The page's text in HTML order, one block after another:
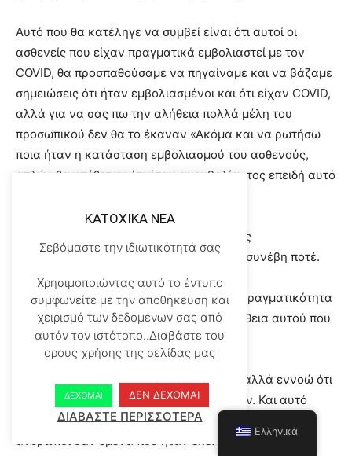
Αυτό που θα κατέληγε να συμβεί είναι ότι αυτοί οι
ασθενείς που είχαν πραγματικά εμβολιαστεί με τον
COVID, θα προσπαθούσαμε να πηγαίναμε και να βάζαμε
σημειώσεις ότι ήταν εμβολιασμένοι και ότι είχαν COVID,
αλλά για να σας πω την αλήθεια πολλά μέλη του
προσωπικού δεν θα το έκαναν «Ακόμα και να ρωτήσω
ποια ήταν η κατάσταση εμβολιασμού του ασθενούς,
απλώς θα υπέθεταν ότι ήταν ανεμβολίαστος επειδή αυτό
Είναι ότι μόνο μη εμβολιασμένοι ασθενείς
νοσηλεύονταν με COVID, αλλά αυτό δεν συνέβη ποτέ.
Έτσι, ήταν άνθρωποι σαν εμένα που στην
πραγματικότητα ρώτησαν και που στην πραγματικότητα
προσπάθησαν να ανακαλύψουν την αλήθεια αυτού που
συνέβαινε.
Ξέρετε, θα το φωνάζαμε από τις στέγες, αλλά εννοώ ότι
όλα αυτά αγνοούνταν και λογοκρίνονταν. Και αυτό
είναι το μεγαλύτερο μέρος όλων αυτών είναι ότι
άνθρωποι σαν εμένα που ήταν εκεί λέγοντας την
KATOXIKA NEA
Σεβόμαστε την ιδιωτικότητά σας
Χρησιμοποιώντας αυτό το έντυπο
συμφωνείτε με την αποθήκευση και
χειρισμό των δεδομένων σας από
αυτόν τον ιστότοπο..Διαβάστε του
ορους χρήσης της σελίδας μας
ΔΕΧΟΜΑΙ ΔΕΝ ΔΕΧΟΜΑΙ
ΔΙΑΒΑΣΤΕ ΠΕΡΙΣΣΟΤΕΡΑ
Ελληνικά